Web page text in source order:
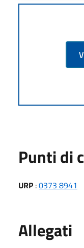
Punti di
URP :0373 8941
Allegati